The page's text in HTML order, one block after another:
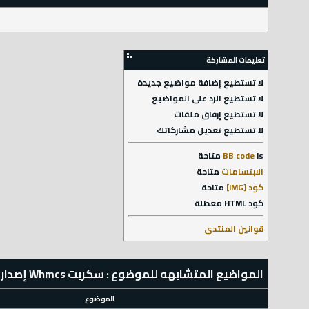
تعليمات المشاركة
لا تستطيع إضافة مواضيع جديدة
لا تستطيع الرد على المواضيع
لا تستطيع إرفاق ملفات
لا تستطيعتعديل مشاركاتك
BB codeis
متاحة
الابتسامات متاحة
كود [IMG]
متاحة
كود HTML
معطلة
قوانين المنتدى
المواضيع المتشابهه للموضوع : سكربت Whmcs إصدار 7.7.1
الموضوع